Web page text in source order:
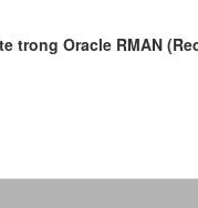
Oracle RMAN